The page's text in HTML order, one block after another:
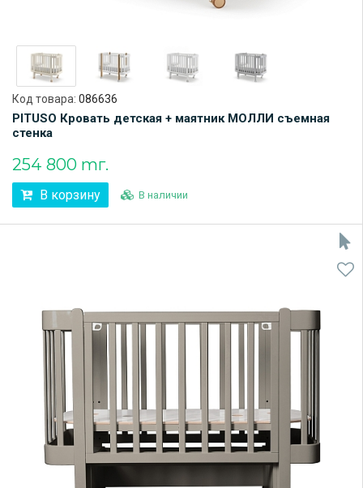
Код товара: 086636
PITUSO Кровать детская + маятник МОЛЛИ съемная
стенка
254 800 тг.
В корзину В наличии